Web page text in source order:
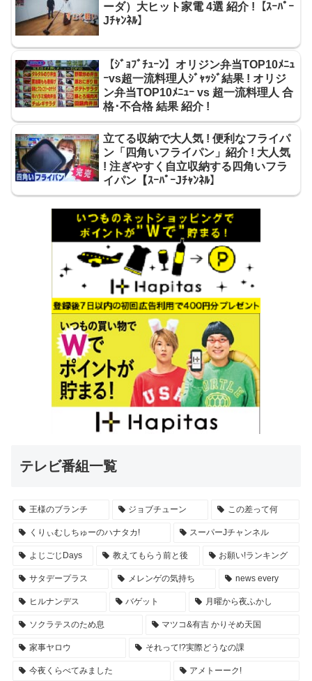
ーダ）大ヒット家電 4選 紹介 !【ｽｰﾊﾟｰ
Jﾁｬﾝﾈﾙ】
【ｼﾞｮﾌﾞﾁｭｰﾝ】オリジン弁当TOP10ﾒﾆｭ
ｰvs超一流料理人ｼﾞｬｯｼﾞ結果 ! オリジ
ン弁当TOP10ﾒﾆｭｰ vs 超一流料理人 合
格･不合格 結果 紹介 !
立てる収納で大人気 ! 便利なフライパ
ン「四角いフライパン」紹介 ! 大人気
! 注ぎやすく自立収納する四角いフラ
イパン【ｽｰﾊﾟｰJﾁｬﾝﾈﾙ】
テレビ番組一覧
王様のブランチ ジョブチューン この差って何
くりぃむしちゅーのハナタカ! スーパーJチャンネル
よじごじDays 教えてもらう前と後 お願い!ランキング
サタデープラス メレンゲの気持ち news every
ヒルナンデス バゲット 月曜から夜ふかし
ソクラテスのため息 マツコ&有吉 かりそめ天国
家事ヤロウ それって!?実際どうなの課
今夜くらべてみました アメトーーク!